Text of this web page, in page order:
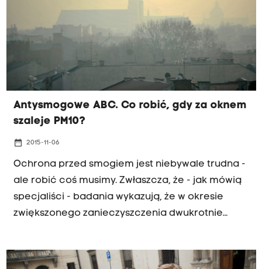
Antysmogowe ABC. Co robić, gdy za oknem
szaleje PM10?
date_range 2015-11-06
Ochrona przed smogiem jest niebywale trudna -
ale robić coś musimy. Zwłaszcza, że - jak mówią
specjaliści - badania wykazują, że w okresie
zwiększonego zanieczyszczenia dwukrotnie
zdrowie. Szczególnie narażone są dzieci, osoby